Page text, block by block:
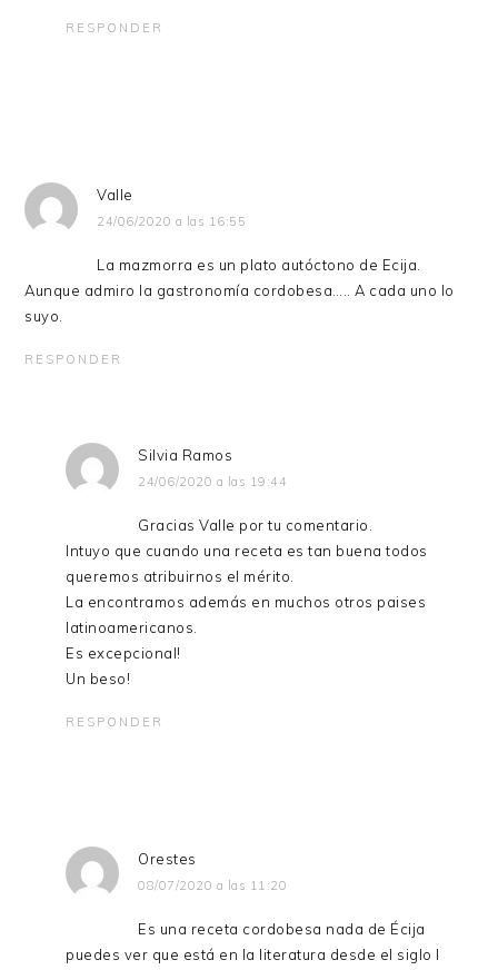
RESPONDER
Valle
24/06/2020 a las 16:55
La mazmorra es un plato autóctono de Ecija.
Aunque admiro la gastronomía cordobesa….. A cada uno lo
suyo.
RESPONDER
Silvia Ramos
24/06/2020 a las 19:44
Gracias Valle por tu comentario.
Intuyo que cuando una receta es tan buena todos
queremos atribuirnos el mérito.
La encontramos además en muchos otros paises
latinoamericanos.
Es excepcional!
Un beso!
RESPONDER
Orestes
08/07/2020 a las 11:20
Es una receta cordobesa nada de Écija
puedes ver que está en la literatura desde el siglo I